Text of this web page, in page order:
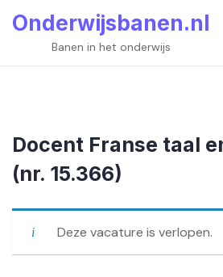
Onderwijsbanen.nl
Banen in het onderwijs
Docent Franse taal
(nr. 15.366)
Deze vacature is verlopen.